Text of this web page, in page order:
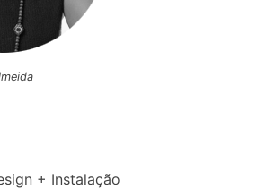
+ Instalação